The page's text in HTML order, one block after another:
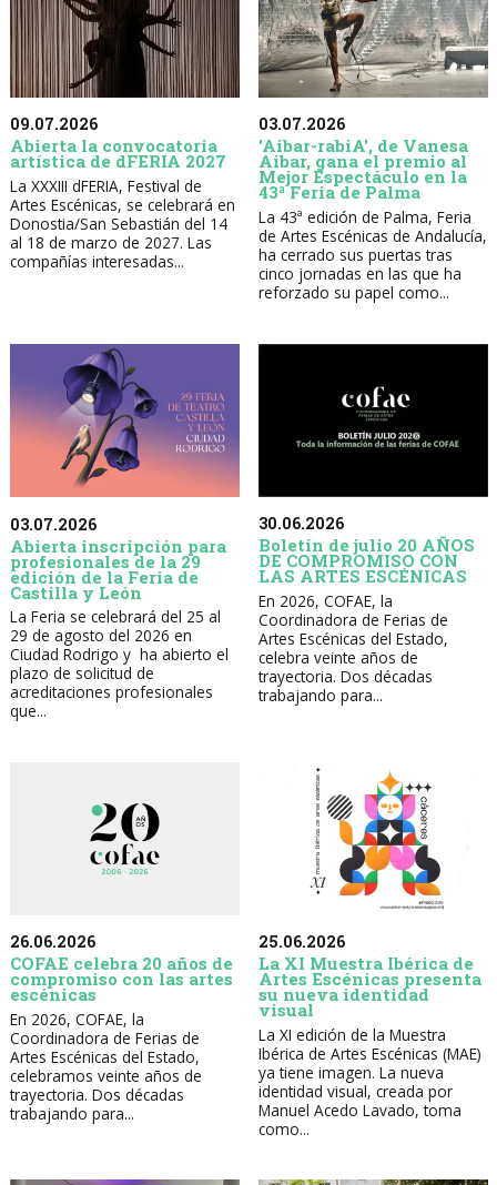
09.07.2026
Abierta la convocatoria
artística de dFERIA 2027
La XXXIII dFERIA, Festival de
Artes Escénicas, se celebrará en
Donostia/San Sebastián del 14
al 18 de marzo de 2027. Las
compañías interesadas...
03.07.2026
'Aibar-rabiA', de Vanesa
Aibar, gana el premio al
Mejor Espectáculo en la
43ª Feria de Palma
La 43ª edición de Palma, Feria
de Artes Escénicas de Andalucía,
ha cerrado sus puertas tras
cinco jornadas en las que ha
reforzado su papel como...
03.07.2026
Abierta inscripción para
profesionales de la 29
edición de la Feria de
Castilla y León
La Feria se celebrará del 25 al
29 de agosto del 2026 en
Ciudad Rodrigo y ha abierto el
plazo de solicitud de
acreditaciones profesionales
que...
30.06.2026
Boletín de julio 20 AÑOS
DE COMPROMISO CON
LAS ARTES ESCÉNICAS
En 2026, COFAE, la
Coordinadora de Ferias de
Artes Escénicas del Estado,
celebra veinte años de
trayectoria. Dos décadas
trabajando para...
26.06.2026
COFAE celebra 20 años de
compromiso con las artes
escénicas
En 2026, COFAE, la
Coordinadora de Ferias de
Artes Escénicas del Estado,
celebramos veinte años de
trayectoria. Dos décadas
trabajando para...
25.06.2026
La XI Muestra Ibérica de
Artes Escénicas presenta
su nueva identidad
visual
La XI edición de la Muestra
Ibérica de Artes Escénicas (MAE)
ya tiene imagen. La nueva
identidad visual, creada por
Manuel Acedo Lavado, toma
como...